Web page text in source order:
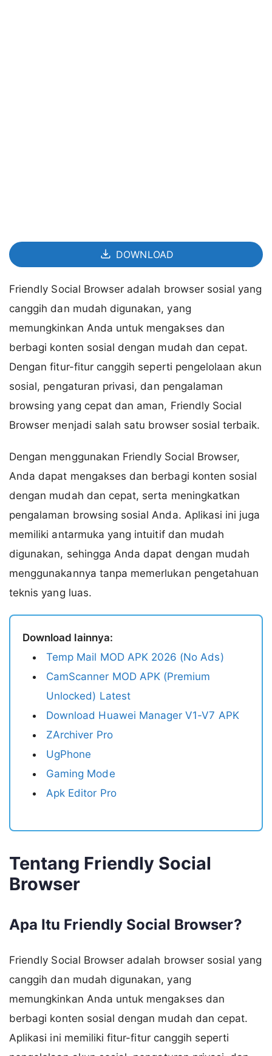
DOWNLOAD
Friendly Social Browser adalah browser sosial yang
canggih dan mudah digunakan, yang
memungkinkan Anda untuk mengakses dan
berbagi konten sosial dengan mudah dan cepat.
Dengan fitur-fitur canggih seperti pengelolaan akun
sosial, pengaturan privasi, dan pengalaman
browsing yang cepat dan aman, Friendly Social
Browser menjadi salah satu browser sosial terbaik.
Dengan menggunakan Friendly Social Browser,
Anda dapat mengakses dan berbagi konten sosial
dengan mudah dan cepat, serta meningkatkan
pengalaman browsing sosial Anda. Aplikasi ini juga
memiliki antarmuka yang intuitif dan mudah
digunakan, sehingga Anda dapat dengan mudah
menggunakannya tanpa memerlukan pengetahuan
teknis yang luas.
Download lainnya:
Temp Mail MOD APK 2026 (No Ads)
CamScanner MOD APK (Premium
Unlocked) Latest
Download Huawei Manager V1-V7 APK
ZArchiver Pro
UgPhone
Gaming Mode
Apk Editor Pro
Tentang Friendly Social
Browser
Apa Itu Friendly Social Browser?
Friendly Social Browser adalah browser sosial yang
canggih dan mudah digunakan, yang
memungkinkan Anda untuk mengakses dan
berbagi konten sosial dengan mudah dan cepat.
Aplikasi ini memiliki fitur-fitur canggih seperti